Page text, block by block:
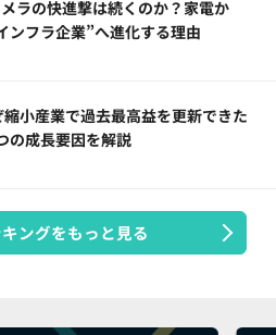
ラの快進撃は続くのか？家電か
ンフラ企業”へ進化する理由
小産業で過去最高益を更新できた
の成長要因を解説
ングをもっと見る